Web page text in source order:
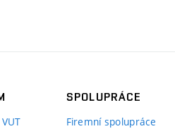
SPOLUPRÁCE
Firemní spolupráce